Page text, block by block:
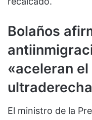
Bolaños
«aceleran
El ministro de la